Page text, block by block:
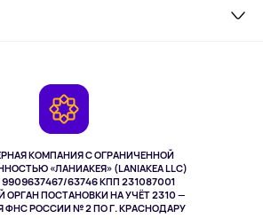
КОМПАНИЯ С ОГРАНИЧЕННОЙ
«ЛАНИАКЕЯ» (LANIAKEA LLC)
63746 КПП 231087001
ОРГАН ПОСТАНОВКИ НА УЧЁТ 2310 —
ФНС РОССИИ № 2 ПО Г. КРАСНОДАРУ